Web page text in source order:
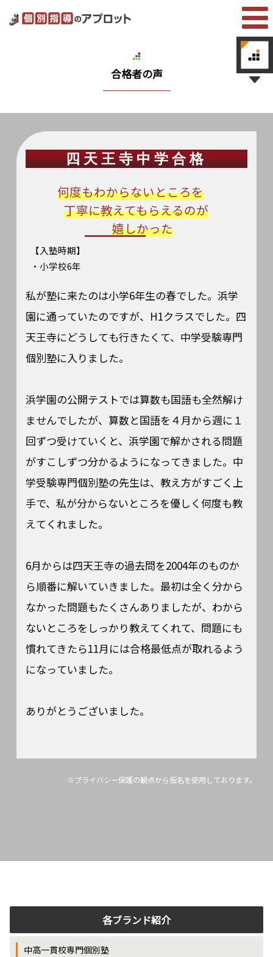
合格者の声
四天王寺中学合格
何度もわからないところを
丁寧に教えてもらえるのが
嬉しかった
【入塾時期】
・小学校6年
私が塾に来たのは小学6年生の春でした。浜学
園に通っていたのですが、H1クラスでした。四
天王寺にどうしても行きたくて、中学受験専門
個別塾に入りました。
浜学園の公開テストでは算数も国語も全然解け
ませんでしたが、算数と国語を４月から週に１
回ずつ受けていくと、浜学園で解かされる問題
がすこしずつ分かるようになってきました。中
学受験専門個別塾の先生は、教え方がすごく上
手で、私が分からないところを優しく何度も教
えてくれました。
6月からは四天王寺の過去問を2004年のものか
ら順番に解いていきました。最初は全く分から
なかった問題もたくさんありましたが、わから
ないところをしっかり教えてくれて、問題にも
慣れてきたら11月には合格最低点が取れるよう
になっていました。
ありがとうございました。
※プライバシー保護の観点から仮名を使用しております。
各ブランド紹介
中高一貫校専門個別塾